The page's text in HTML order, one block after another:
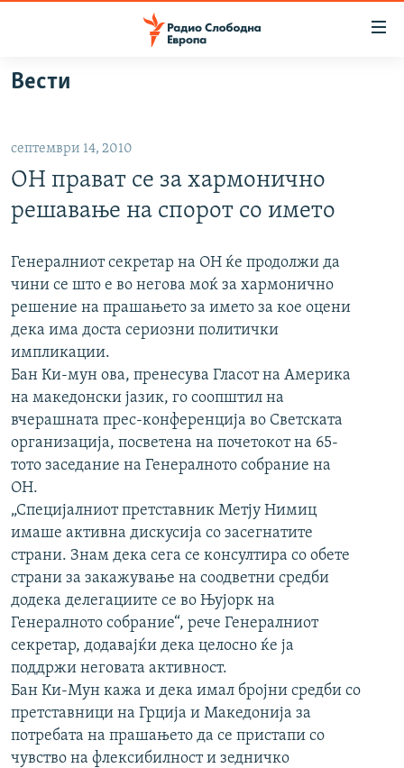
Оди
на
главната
навигација
Премини
на
пребарување
ВИЗУЕЛНО
ШТО ТРЕБА ДА ЗНАЕТЕ
ПРИЈАВИ СЕ ЗА ЊУЗЛЕТЕР
ПОДКАСТ ЗОШТО?
СЛЕДЕТЕ НЕ
РСЕ веб страници
Вести
септември 14, 2010
ОН прават се за хармонично
решавање на спорот со името
Генералниот секретар на ОН ќе продолжи да
чини се што е во негова моќ за хармонично
решение на прашањето за името за кое оцени
дека има доста сериозни политички
импликации.
Бан Ки-мун ова, пренесува Гласот на Америка
на македонски јазик, го соопштил на
вчерашната прес-конференција во Светската
организација, посветена на почетокот на 65-
тото заседание на Генералното собрание на
ОН.
„Специјалниот претставник Метју Нимиц
имаше активна дискусија со засегнатите
страни. Знам дека сега се консултира со обете
страни за закажување на соодветни средби
додека делегациите се во Њујорк на
Генералното собрание“, рече Генералниот
секретар, додавајќи дека целосно ќе ја
поддржи неговата активност.
Бан Ки-Мун кажа и дека имал бројни средби со
претставници на Грција и Македонија за
потребата на прашањето да се пристапи со
чувство на флексибилност и зедничко